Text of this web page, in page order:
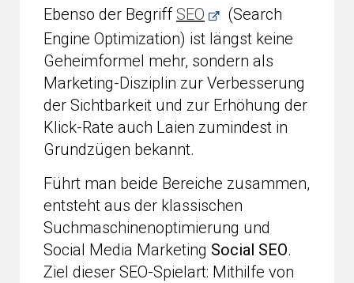
Ebenso der BegriffSEO
(Search
Engine Optimization) ist längst keine
Geheimformel mehr, sondern als
Marketing-Disziplin zur Verbesserung
der Sichtbarkeit und zur Erhöhung der
Klick-Rate auch Laien zumindest in
Grundzügen bekannt.
Führt man beide Bereiche zusammen,
entsteht aus der klassischen
Suchmaschinenoptimierung und
Social Media Marketing Social SEO.
Ziel dieser SEO-Spielart: Mithilfe von